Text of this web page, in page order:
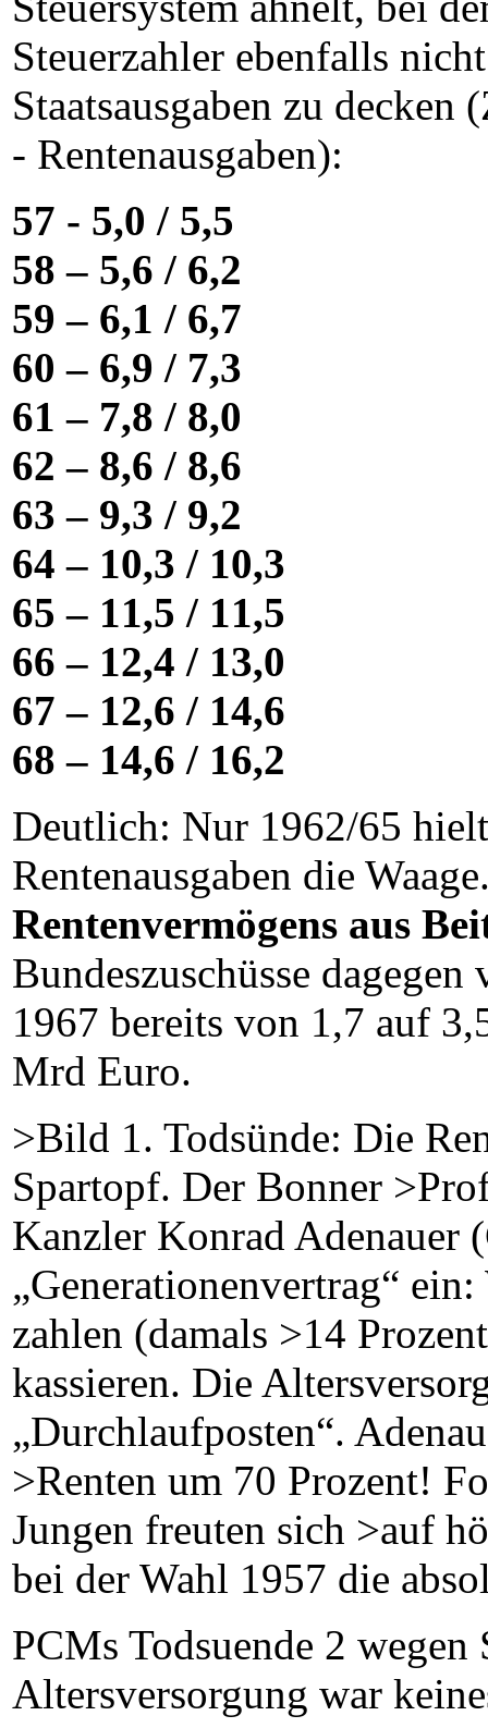
Steuerzahler ebenfalls
Staatsausgaben zu
- Rentenausgaben):
57 - 5,0 / 5,5
58 – 5,6 / 6,2
59 – 6,1 / 6,7
60 – 6,9 / 7,3
61 – 7,8 / 8,0
62 – 8,6 / 8,6
63 – 9,3 / 9,2
64 – 10,3 / 10,3
65 – 11,5 / 11,5
66 – 12,4 / 13,0
67 – 12,6 / 14,6
68 – 14,6 / 16,2
Deutlich: Nur 1962/65
Rentenausgaben die
Rentenvermögens aus
Bundeszuschüsse
1967 bereits von 1,7 auf
Mrd Euro.
>Bild 1. Todsünde: Die
Spartopf. Der Bonner
Kanzler Konrad Adenauer
„Generationenvertrag“
zahlen (damals >14
kassieren. Die
„Durchlaufposten“.
>Renten um 70 Prozent!
Jungen freuten sich >auf
bei der Wahl 1957 die
PCMs Todsuende 2
Altersversorgung war